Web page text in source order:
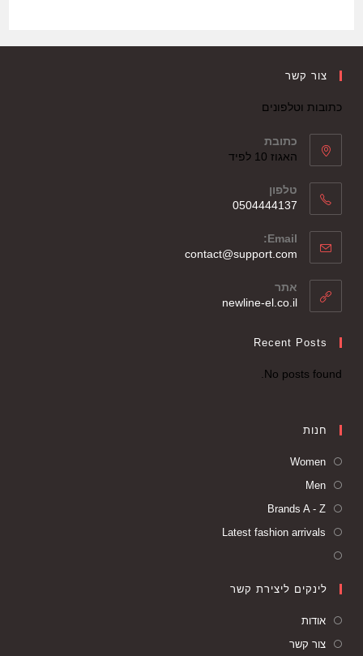
צור קשר
כתובות וטלפונים
כתובת
האגוז 10 לפיד
טלפון
0504444137
Email:
contact@support.com
אתר
newline-el.co.il
Recent Posts
No posts found.
חנות
Women
Men
Brands A - Z
Latest fashion arrivals
לינקים ליצירת קשר
אודות
צור קשר